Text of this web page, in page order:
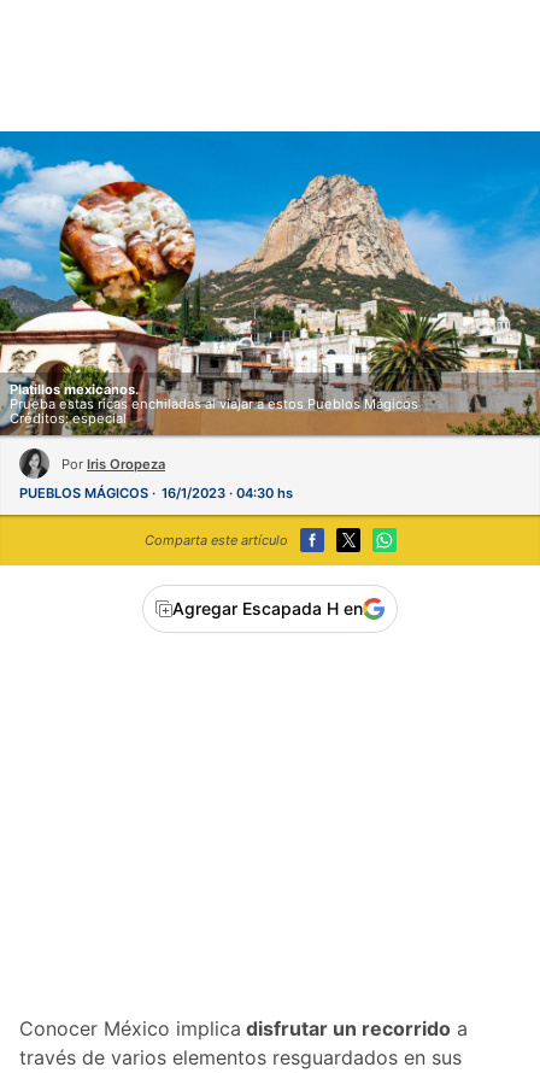
Platillos mexicanos.
Prueba estas ricas enchiladas al viajar a estos Pueblos Mágicos
Créditos: especial
Por Iris Oropeza
PUEBLOS MÁGICOS
16/1/2023 · 04:30 hs
Comparta este artículo
Agregar Escapada H en
Conocer México implica disfrutar un recorrido a
través de varios elementos resguardados en sus